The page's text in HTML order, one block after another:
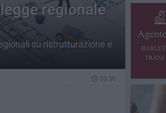
regionale
su ristrutturazione e
10.30